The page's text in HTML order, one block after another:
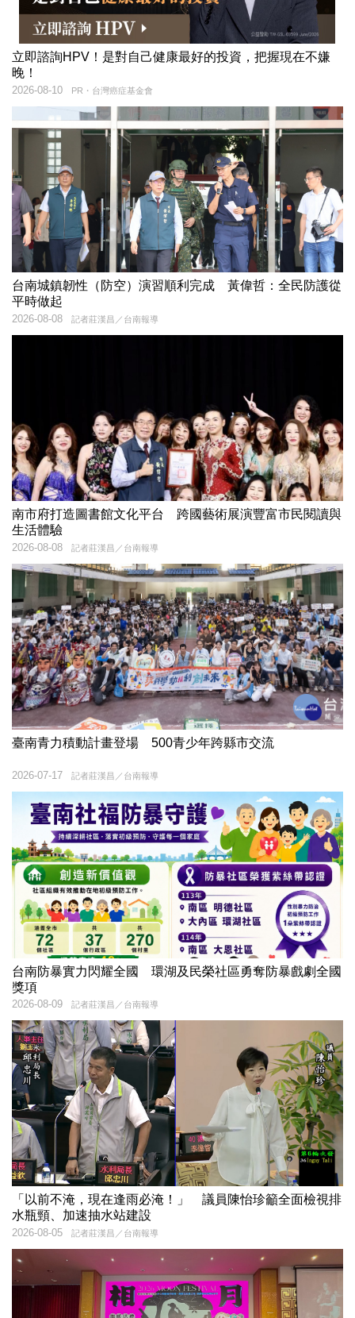
立即諮詢HPV！是對自己健康最好的投資，把握現在不嫌
晚！
PR・台灣癌症基金會
2026-08-10
台南城鎮韌性（防空）演習順利完成 黃偉哲：全民防護從
平時做起
記者莊漢昌／台南報導
2026-08-08
南市府打造圖書館文化平台 跨國藝術展演豐富市民閱讀與
生活體驗
記者莊漢昌／台南報導
2026-08-08
臺南青力積動計畫登場 500青少年跨縣市交流
記者莊漢昌／台南報導
2026-07-17
台南防暴實力閃耀全國 環湖及民榮社區勇奪防暴戲劇全國
獎項
記者莊漢昌／台南報導
2026-08-09
「以前不淹，現在逢雨必淹！」 議員陳怡珍籲全面檢視排
水瓶頸、加速抽水站建設
記者莊漢昌／台南報導
2026-08-05